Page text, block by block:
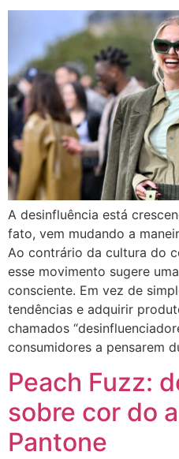
A desinfluência está
fato, vem mudando a
Ao contrário da cultura do
esse movimento sugere
consciente. Em vez de
tendências e adquirir
chamados
consumidores a pensarem
Peach Fuzz:
sobre cor do
Pantone